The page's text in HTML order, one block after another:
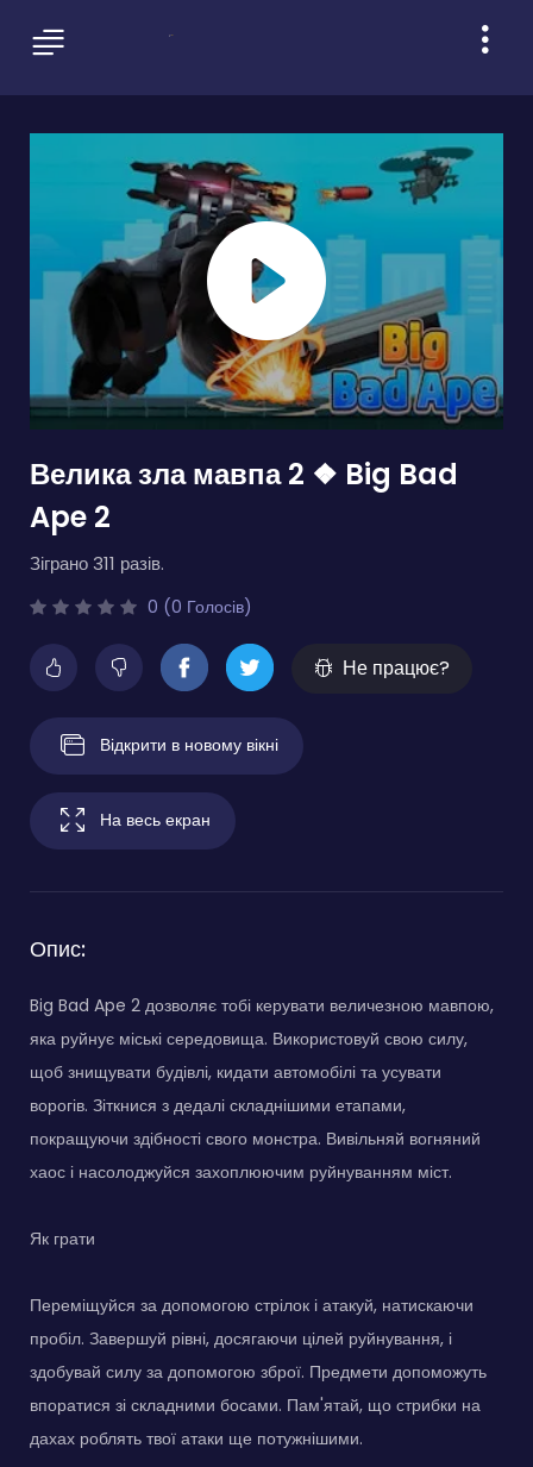
Велика зла мавпа 2 ❖ Big Bad
Ape 2
Зіграно 311 разів.
0 (0 Голосів)
Не працює?
Відкрити в новому вікні
На весь екран
Опис:
Big Bad Ape 2 дозволяє тобі керувати величезною мавпою,
яка руйнує міські середовища. Використовуй свою силу,
щоб знищувати будівлі, кидати автомобілі та усувати
ворогів. Зіткнися з дедалі складнішими етапами,
покращуючи здібності свого монстра. Вивільняй вогняний
хаос і насолоджуйся захоплюючим руйнуванням міст.
Як грати
Переміщуйся за допомогою стрілок і атакуй, натискаючи
пробіл. Завершуй рівні, досягаючи цілей руйнування, і
здобувай силу за допомогою зброї. Предмети допоможуть
впоратися зі складними босами. Пам'ятай, що стрибки на
дахах роблять твої атаки ще потужнішими.